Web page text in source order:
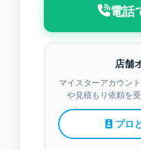
電話
店舗
マイスターアカウン
や見積もり依頼を
プロ